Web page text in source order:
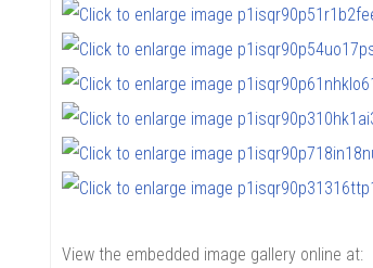
View the embedded image gallery online at: